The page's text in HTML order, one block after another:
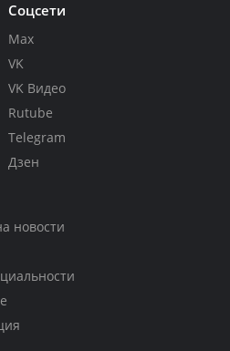
Соцсети
Max
VK
VK Видео
Rutube
Telegram
Дзен
новости